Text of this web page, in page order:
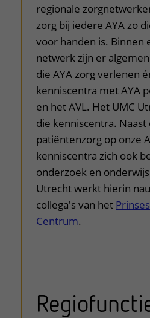
regionale
zorg bij iedere AYA zo
voor handen is. Binnen
netwerk zijn er
die AYA zorg verlenen
kenniscentra met AYA
en het AVL. Het UMC
die kenniscentra.
patiëntenzorg op onze
kenniscentra zich ook
onderzoek en
Utrecht werkt hierin
collega's van het
Centrum.